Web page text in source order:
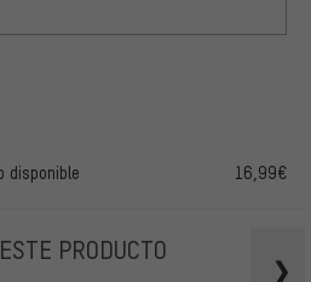
disponible 16,99€
PRODUCTO